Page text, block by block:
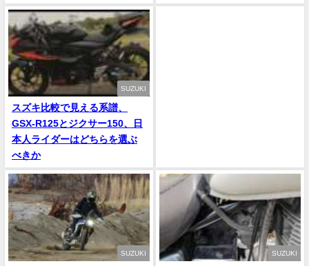
SUZUKI
スズキ比較で見える系譜、
GSX-R125とジクサー150、日
本人ライダーはどちらを選ぶ
べきか
SUZUKI SUZUKI